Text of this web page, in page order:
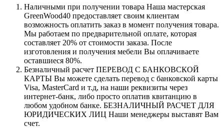
Наличными при получении товара Наша мастерская
GreenWood40 предоставляет своим клиентам
возможность оплатить заказ в момент получения товара.
Мы работаем по предварительной оплате, которая
составляет 20% от стоимости заказа. После
изготовления и получения мебели Вы оплачиваете
оставшиеся 80%.
Безналичный расчет ПЕРЕВОД С БАНКОВСКОЙ
КАРТЫ Вы можете сделать перевод с банковской карты
Visa, MasterCard и т.д, на наши реквизиты через
интернет-банк, либо просто оплатив квитанцию в
любом удобном банке. БЕЗНАЛИЧНЫЙ РАСЧЕТ ДЛЯ
ЮРИДИЧЕСКИХ ЛИЦ Наши менеджеры выставят Вам
счет.